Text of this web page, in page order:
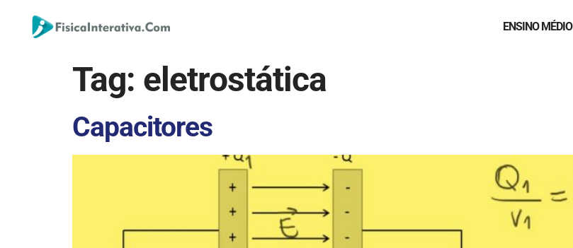
ENSINO MÉDIO
Tag: eletrostática
Capacitores